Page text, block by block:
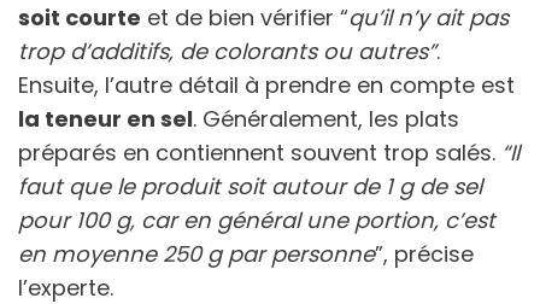
soit courte et de bien vérifier “qu’il n’y ait pas
trop d’additifs, de colorants ou autres”.
Ensuite, l’autre détail à prendre en compte est
la teneur en sel. Généralement, les plats
préparés en contiennent souvent trop salés. “Il
faut que le produit soit autour de 1 g de sel
pour 100 g, car en général une portion, c’est
en moyenne 250 g par personne”, précise
l’experte.